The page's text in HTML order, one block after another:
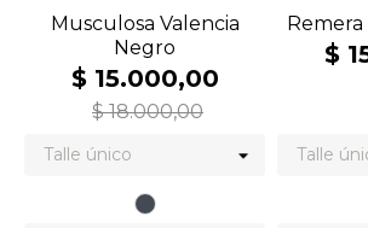
Musculosa Valencia
Negro
$ 15.000,00
$ 18.000,00
Negro
$